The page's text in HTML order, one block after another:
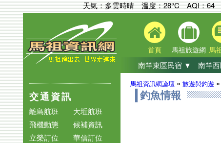
天氣：多雲時晴 溫度：28°CAQI：64
首頁 馬祖旅遊網 馬
南竿東區民宿 ▼ 南竿
交通資訊
離島航班
大坵航班
飛機動態
候補資訊
立榮訂位
華信訂位
馬祖資訊網論壇 » 旅遊與釣遊 »
釣魚情報